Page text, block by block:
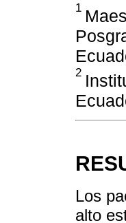
1
2
Los
alto